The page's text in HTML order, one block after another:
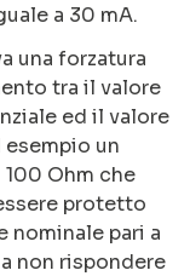
a 30 mA.
una forzatura
tra il valore
ed il valore
un
Ohm che
protetto
nominale pari a
non rispondere